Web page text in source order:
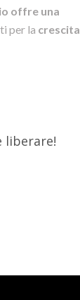
offre una
per la crescita
liberare!